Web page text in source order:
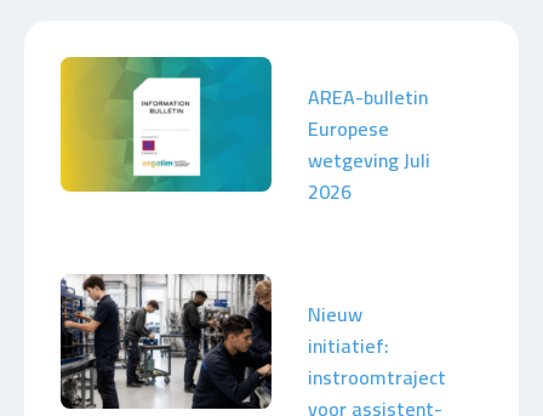
AREA-bulletin
Europese
wetgeving Juli
2026
Nieuw
initiatief:
instroomtraject
voor assistent-